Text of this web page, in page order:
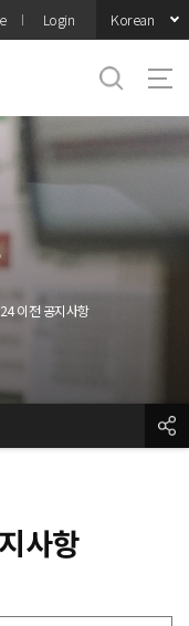
Login Korean
이전 공지사항
사항